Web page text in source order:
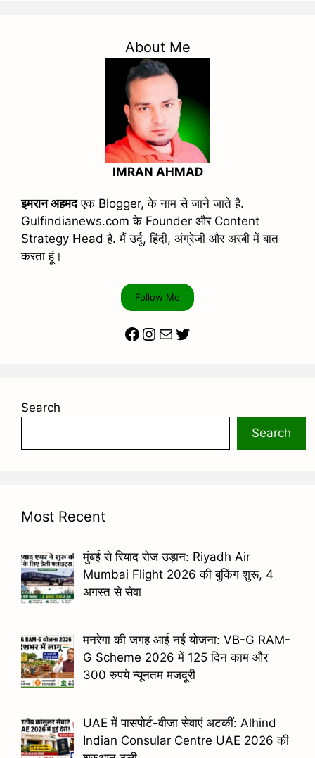
About Me
IMRAN AHMAD
इमरान अहमदएक Blogger, के नाम से जाने जाते है.
Gulfindianews.com के Founder और Content
Strategy Head है. मैं उर्दू, हिंदी, अंग्रेजी और अरबी में बात
करता हूं।
Follow Me
Facebook
Instagram
MailTwitter
Search
Search
Most Recent
मुंबई से रियाद रोज उड़ान: Riyadh Air
Mumbai Flight 2026 की बुकिंग शुरू, 4
अगस्त से सेवा
मनरेगा की जगह आई नई योजना: VB-G RAM-
G Scheme 2026 में 125 दिन काम और
300 रुपये न्यूनतम मजदूरी
UAE में पासपोर्ट-वीजा सेवाएं अटकीं: Alhind
Indian Consular Centre UAE 2026 की